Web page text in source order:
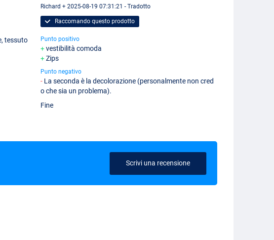
tessuto
Richard + 2025-08-19 07:31:21 - Tradotto
Raccomando questo prodotto
Punto positivo
vestibilità comoda
Zips
Punto negativo
La seconda è la decolorazione (personalmente non cred
o che sia un problema).
Fine
Scrivi una recensione